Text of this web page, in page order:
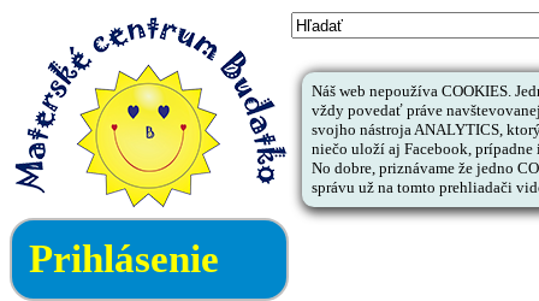
Náš web nepoužíva COOKIES.
vždy povedať práve
svojho nástroja ANALYTICS,
niečo uloží aj Facebook, prípadne
No dobre, priznávame že jedno
správu už na tomto prehliadači
Prihlásenie